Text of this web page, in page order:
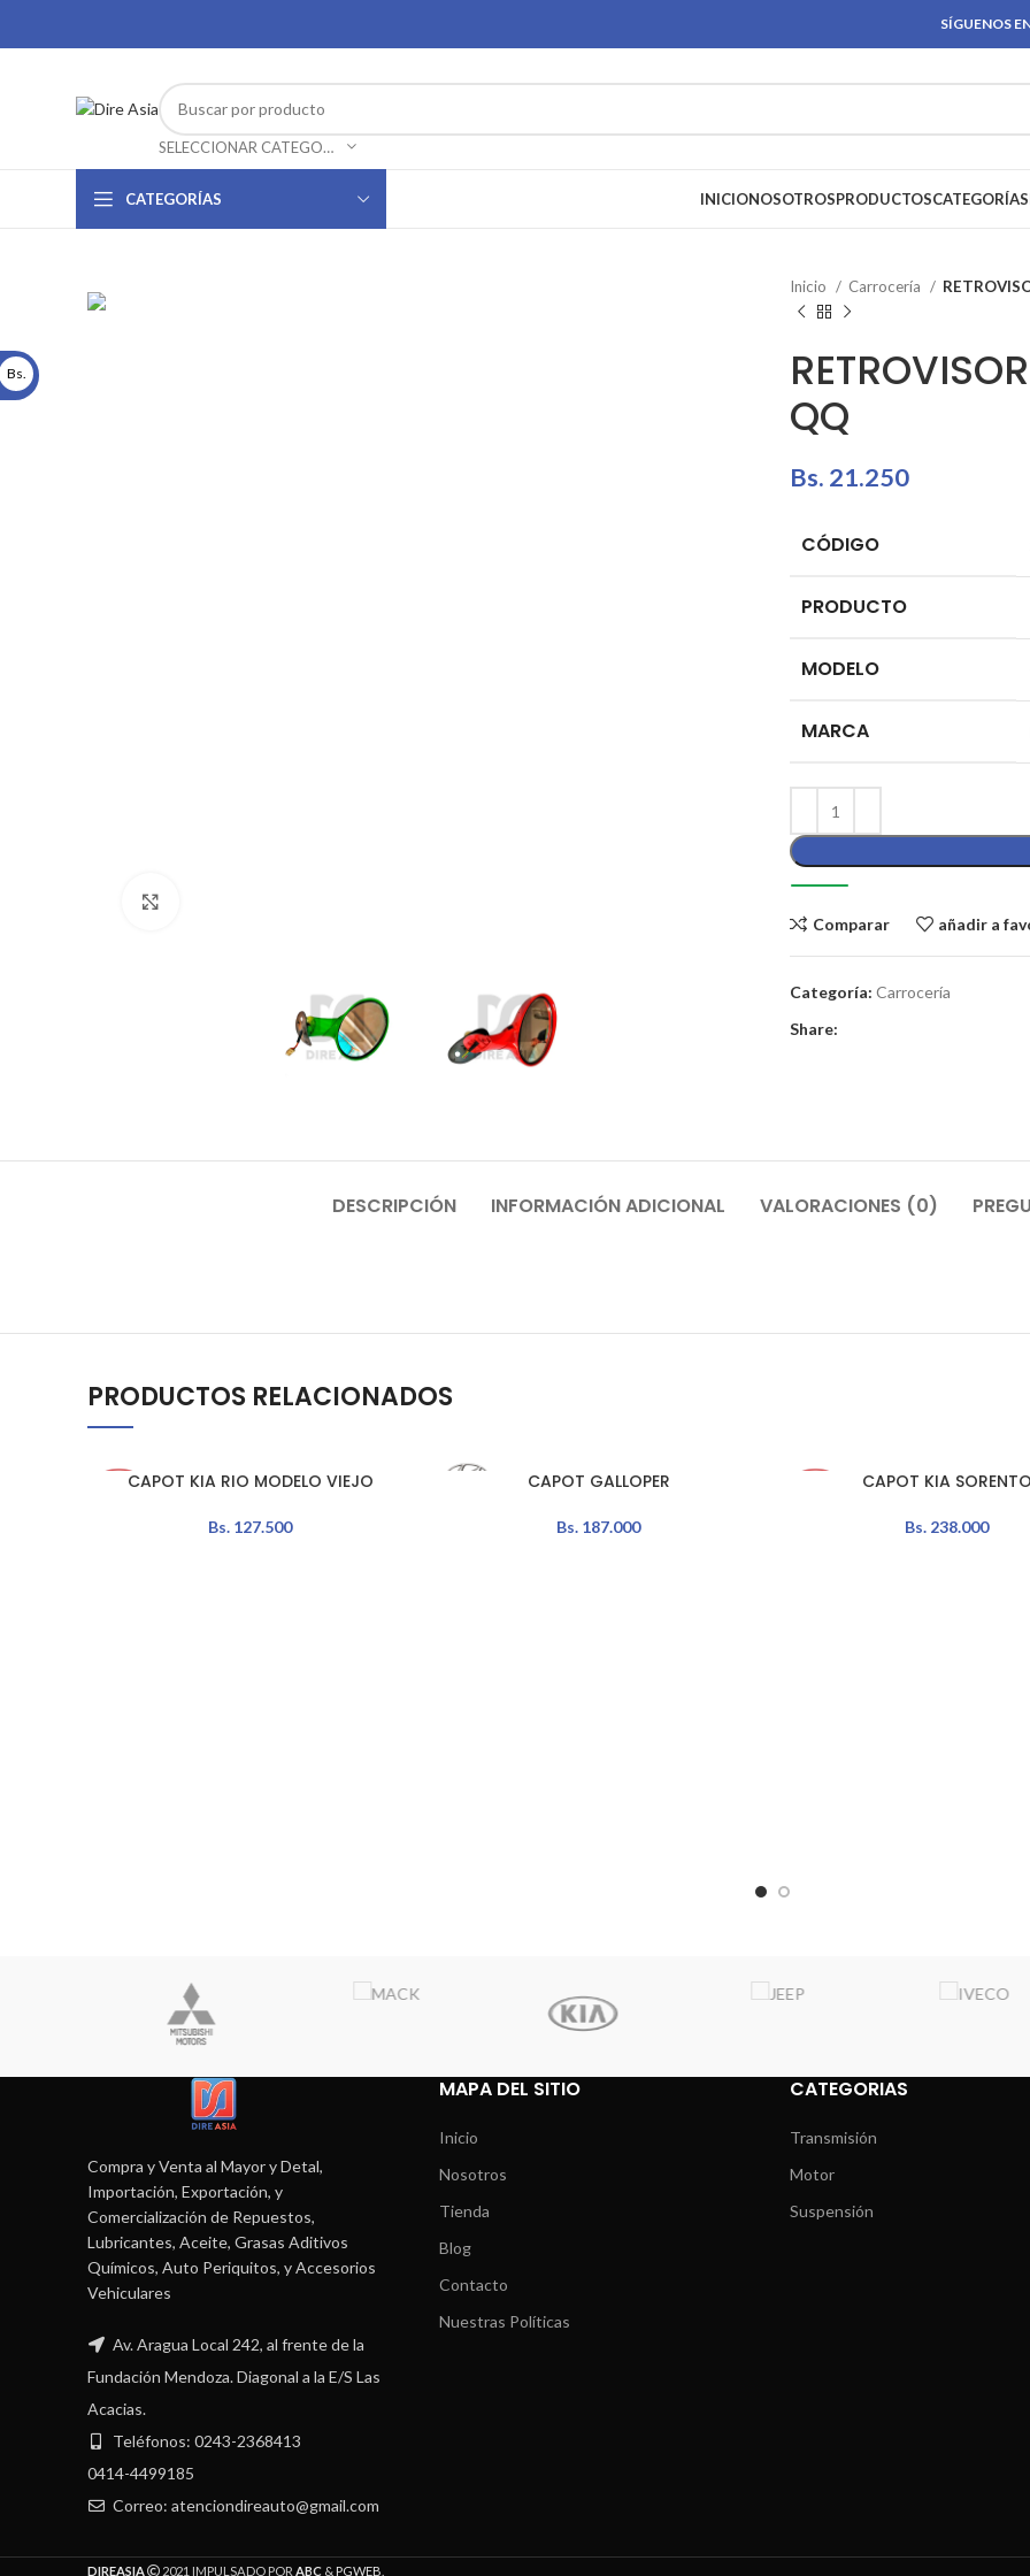
SÍGUENOS
SELECCIONAR CATEGORÍA
CATEGORÍAS INICIONOSOTROSPRODUCTOSCATEGORÍAS
Inicio Carrocería
QQ
Bs. 21.250
CÓDIGO
PRODUCTO
MODELO
MARCA
Comparar añadir a
Categoría: Carrocería
Share:
DESCRIPCIÓN INFORMACIÓN ADICIONAL VALORACIONES (0)
PRODUCTOS RELACIONADOS
AÑADIR AL CARRITO
CAPOT KIA RIO MODELO VIEJO
Bs. 127.500
AÑADIR AL CARRITOCAPOT GALLOPER
Bs. 187.000
AÑADIR AL CARRITOCAPOT KIA SORENTO
Bs. 238.000
Compra y Venta al Mayor y Detal,
Importación, Exportación, y
Comercialización de Repuestos,
Lubricantes, Aceite, Grasas Aditivos
Químicos, Auto Periquitos, y Accesorios
Vehiculares
Av. Aragua Local 242, al frente de la
Fundación Mendoza. Diagonal a la E/S Las
Acacias.
Teléfonos: 0243-2368413
0414-4499185
Correo: atenciondireauto@gmail.com
MAPA DEL SITIO
Inicio
Nosotros
Tienda
Blog
Contacto
Nuestras Políticas
CATEGORIAS
Transmisión
Motor
Suspensión
DIREASIA 2021 IMPULSADO POR ABC &PGWEB
Bs.